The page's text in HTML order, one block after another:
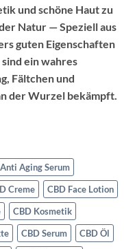
und schöne Haut zu
Natur — Speziell aus
guten Eigenschaften
ein wahres
Fältchen und
der Wurzel bekämpft.
Aging Serum
Creme
CBD Face Lotion
CBD Kosmetik
CBD Serum
CBD Öl